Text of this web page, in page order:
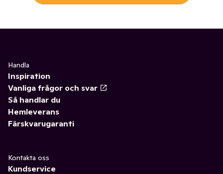
Handla
Inspiration
Vanliga frågor och svar
Så handlar du
Hemleverans
Färskvarugaranti
Kontakta oss
Kundservice